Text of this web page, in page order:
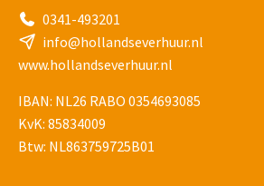
0341-493201
info@hollandseverhuur.nl
www.hollandseverhuur.nl
IBAN: NL26 RABO 0354693085
KvK: 85834009
Btw: NL863759725B01